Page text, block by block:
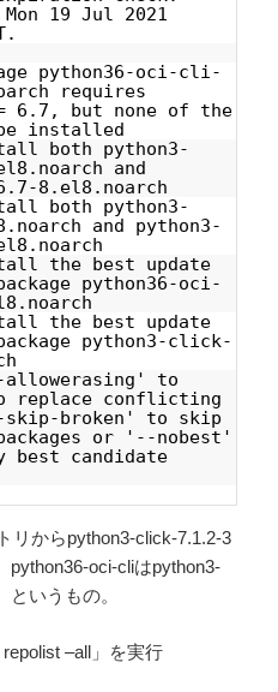
19 Jul 2021
python36-oci-cli-
requires
6.7, but none of the
installed
both python3-
and
8.el8.noarch
both python3-
and python3-
the best update
python36-oci-
the best update
python3-click-
to
replace conflicting
skip-broken' to skip
or '--nobest'
best candidate
リからpython3-click-7.1.2-3
python36-oci-cliはpython3-
いうもの。
–all」を実行